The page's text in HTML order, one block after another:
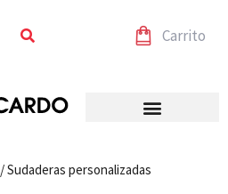
Carrito
/ Sudaderas personalizadas